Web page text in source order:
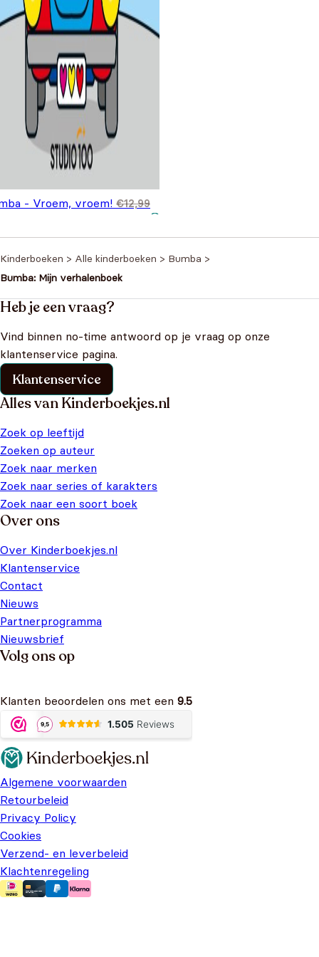
- Vroem, vroem! €12,99
Kinderboeken > Alle kinderboeken > Bumba >
Bumba: Mijn verhalenboek
Heb je een vraag?
Vind binnen no-time antwoord op je vraag op onze
klantenservice pagina.
Klantenservice
Alles van Kinderboekjes.nl
Zoek op leeftijd
Zoeken op auteur
Zoek naar merken
Zoek naar series of karakters
Zoek naar een soort boek
Over ons
Over Kinderboekjes.nl
Klantenservice
Contact
Nieuws
Partnerprogramma
Nieuwsbrief
Volg ons op
Klanten beoordelen ons met een 9.5
Algemene voorwaarden
Retourbeleid
Privacy Policy
Cookies
Verzend- en leverbeleid
Klachtenregeling